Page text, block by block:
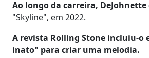
Ao longo da carreira,
"Skyline", em 2022.
A revista Rolling Stone incluiu-o
inato" para criar uma melodia.